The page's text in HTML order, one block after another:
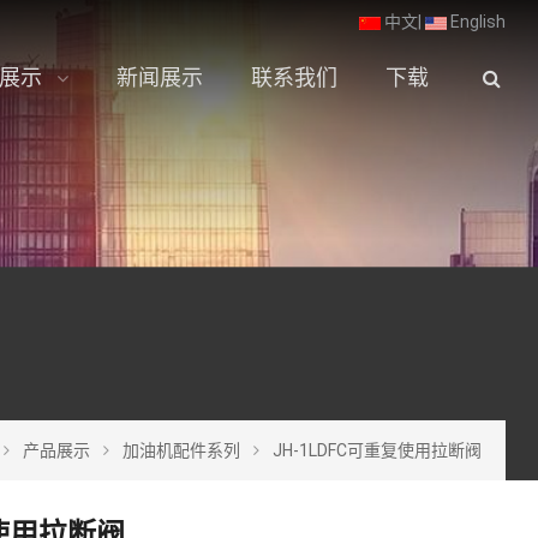
中文 | English
示 新闻展示 联系我们 下载
产品展示 加油机配件系列 JH-1LDFC可重复使用拉断阀